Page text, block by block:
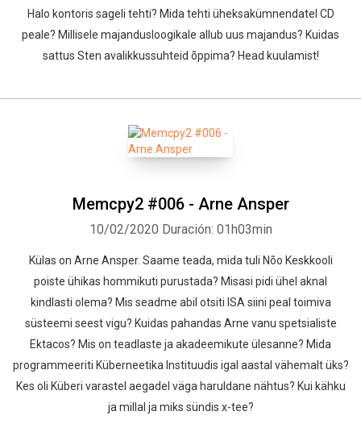
Halo kontoris sageli tehti? Mida tehti üheksakümnendatel CD
peale? Millisele majandusloogikale allub uus majandus? Kuidas
sattus Sten avalikkussuhteid õppima? Head kuulamist!
Memcpy2 #006 - Arne Ansper
10/02/2020 Duración: 01h03min
Külas on Arne Ansper. Saame teada, mida tuli Nõo Keskkooli
poiste ühikas hommikuti purustada? Misasi pidi ühel aknal
kindlasti olema? Mis seadme abil otsiti ISA siini peal toimiva
süsteemi seest vigu? Kuidas pahandas Arne vanu spetsialiste
Ektacos? Mis on teadlaste ja akadeemikute ülesanne? Mida
programmeeriti Küberneetika Instituudis igal aastal vähemalt üks?
Kes oli Küberi varastel aegadel väga haruldane nähtus? Kui kähku
ja millal ja miks sündis x-tee?